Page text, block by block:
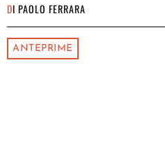
DI PAOLO FERRARA
ANTEPRIME